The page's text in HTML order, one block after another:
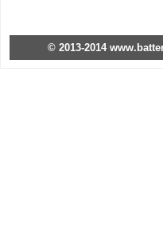
© 2013-2014